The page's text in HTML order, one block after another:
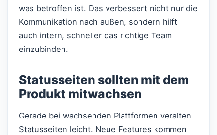
was betroffen ist. Das verbessert nicht nur die
Kommunikation nach außen, sondern hilft
auch intern, schneller das richtige Team
einzubinden.
Statusseiten sollten mit dem
Produkt mitwachsen
Gerade bei wachsenden Plattformen veralten
Statusseiten leicht. Neue Features kommen